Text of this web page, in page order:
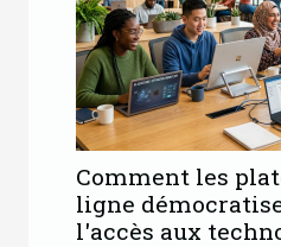
Comment les
ligne
l'accès aux